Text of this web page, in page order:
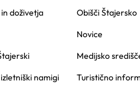
doživetja
namigi
Obišči Štajersko
Novice
Medijsko
Turistično